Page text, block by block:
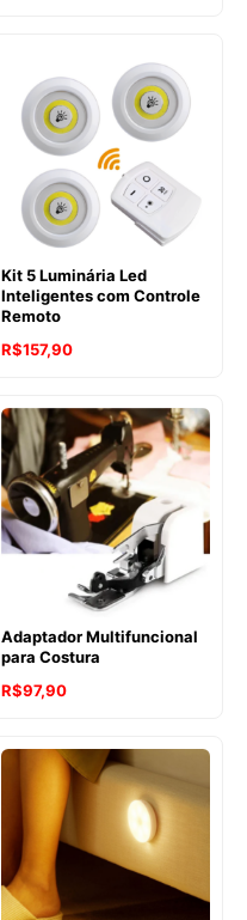
através
R$240,74
Kit 5 Luminária Led
Inteligentes com Controle
Remoto
R$157,90
Adaptador Multifuncional
para Costura
R$97,90